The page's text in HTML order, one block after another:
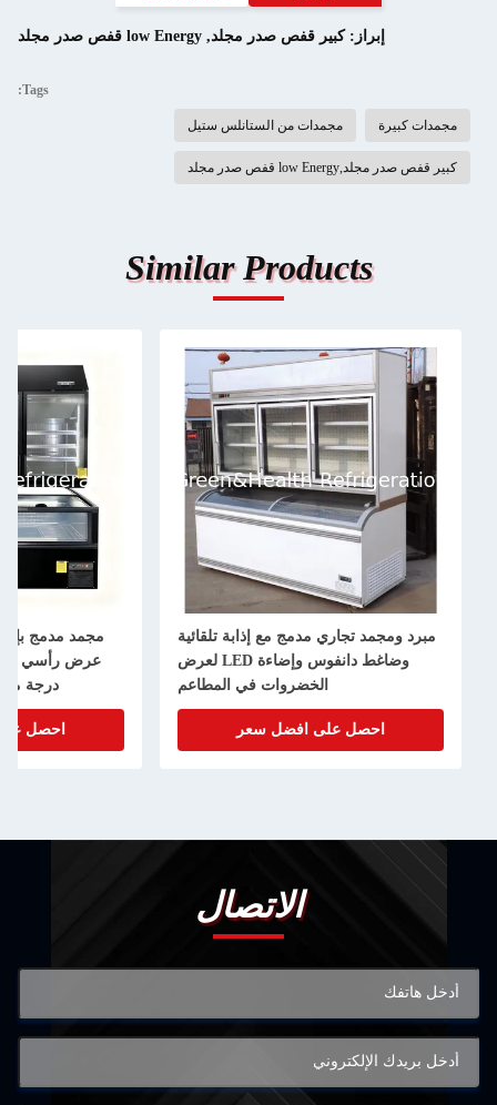
إبراز:كبير قفص صدر مجلد, low Energy قفص صدر مجلد
Tags:
مجمدات كبيرة مجمدات من الستانلس ستيل
كبير قفص صدر مجلد,low Energy قفص صدر مجلد
Similar Products
مبرد ومجمد تجاري مدمج مع إذابة تلقائية
وضاغط دانفوس وإضاءة LED لعرض
الخضروات في المطاعم
احصل على افضل سعر
مجمد مدمج
درجة مئوية إلى
احصل
الاتصال